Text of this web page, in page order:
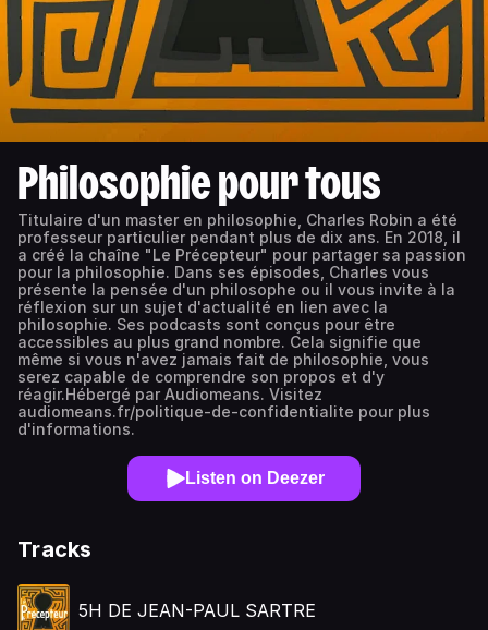
Philosophie pour tous
Titulaire d'un master en philosophie, Charles Robin a été
professeur particulier pendant plus de dix ans. En 2018, il
a créé la chaîne "Le Précepteur" pour partager sa passion
pour la philosophie. Dans ses épisodes, Charles vous
présente la pensée d'un philosophe ou il vous invite à la
réflexion sur un sujet d'actualité en lien avec la
philosophie. Ses podcasts sont conçus pour être
accessibles au plus grand nombre. Cela signifie que
même si vous n'avez jamais fait de philosophie, vous
serez capable de comprendre son propos et d'y
réagir.Hébergé par Audiomeans. Visitez
audiomeans.fr/politique-de-confidentialite pour plus
d'informations.
Listen on Deezer
Tracks
5H DE JEAN-PAUL SARTRE